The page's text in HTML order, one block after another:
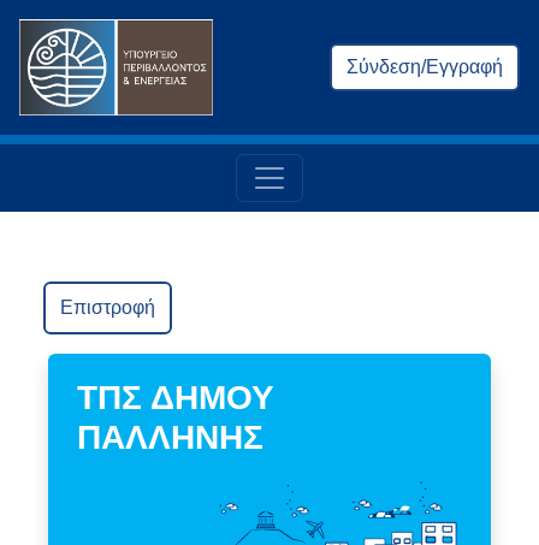
Σύνδεση/Εγγραφή
Επιστροφή
ΤΠΣ ΔΗΜΟΥ
ΠΑΛΛΗΝΗΣ